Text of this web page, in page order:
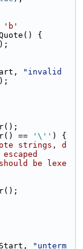
'b'
{
"invalid
);
== '\'' ) {
strings, d
be lexe
"unterm